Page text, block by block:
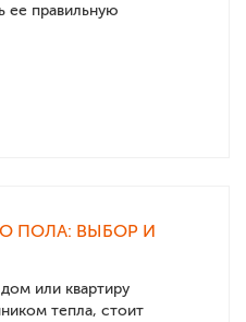
ее правильную
ПОЛА: ВЫБОР И
или квартиру
тепла, стоит